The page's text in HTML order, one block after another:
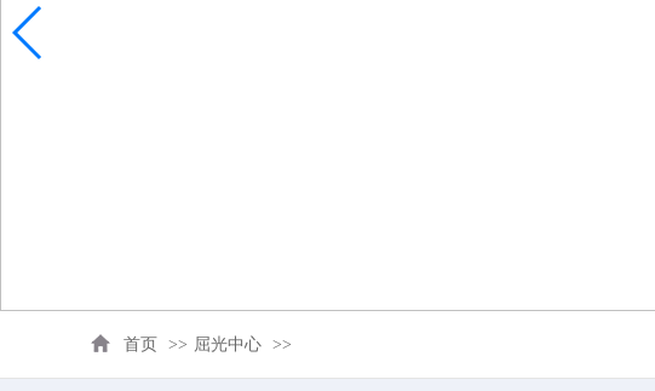
首页 >> 屈光中心 >>